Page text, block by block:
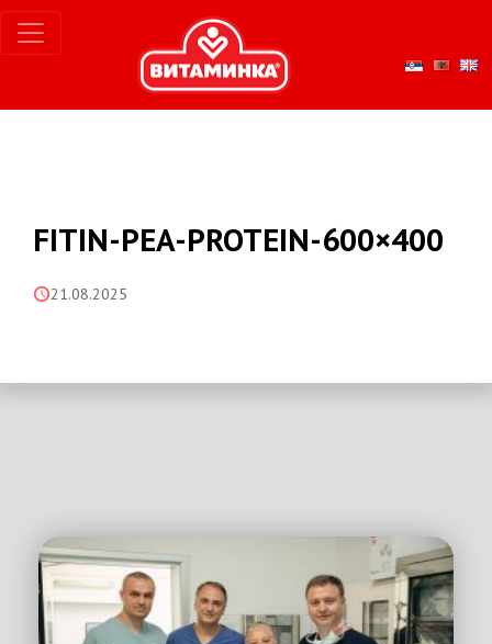
FITIN-PEA-PROTEIN-600×400
21.08.2025